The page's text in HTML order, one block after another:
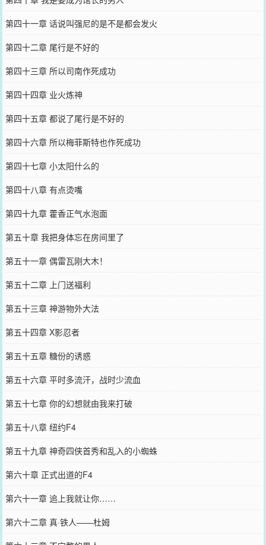
第四十一章 话说叫强尼的是不是都会发火
第四十二章 尾行是不好的
第四十三章 所以司南作死成功
第四十四章 业火炼神
第四十五章 都说了尾行是不好的
第四十六章 所以梅菲斯特也作死成功
第四十七章 小太阳什么的
第四十八章 有点烫嘴
第四十九章 藿香正气水泡面
第五十章 我把身体忘在房间里了
第五十一章 偶雷瓦刚大木！
第五十二章 上门送福利
第五十三章 神游物外大法
第五十四章 X影忍者
第五十五章 糖份的诱惑
第五十六章 平时多流汗，战时少流血
第五十七章 你的幻想就由我来打破
第五十八章 纽约F4
第五十九章 神奇四侠首秀和乱入的小蜘蛛
第六十章 正式出道的F4
第六十一章 追上我就让你……
第六十二章 真·铁人——杜姆